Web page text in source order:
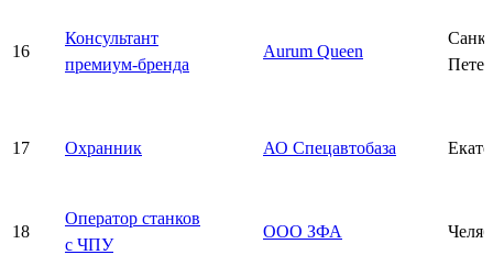
16
Консультант
премиум-бренда
Aurum Queen
17 Охранник АО Спецавтобаза
18
Оператор станков
с ЧПУ
ООО ЗФА